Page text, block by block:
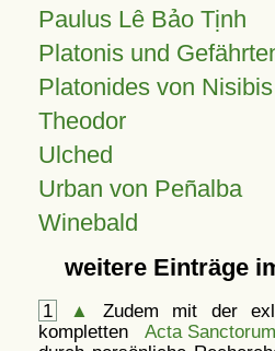
Paulus Lê Bảo Tịnh
Platonis und
Platonides von Nisibis
Theodor
Ulched
Urban von Peñalba
Winebald
weitere Einträge
1 ▲
Zudem mit der
kompletten Acta Sanctorum